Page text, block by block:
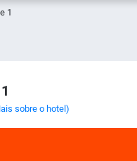
1
sobre o hotel)